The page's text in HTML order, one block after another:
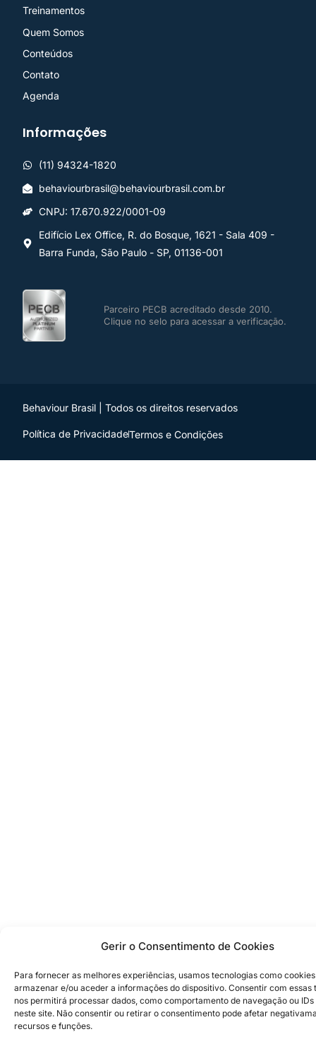
Gerir o Consentimento de Cookies
Para fornecer as melhores experiências, usamos tecnologias como
armazenar e/ou aceder a informações do dispositivo. Consentir com essas
nos permitirá processar dados, como comportamento de navegação ou
neste site. Não consentir ou retirar o consentimento pode afetar
recursos e funções.
Treinamentos
Quem Somos
Conteúdos
Contato
Agenda
Informações
(11) 94324-1820
behaviourbrasil@behaviourbrasil.com.br
CNPJ: 17.670.922/0001-09
Edifício Lex Office, R. do Bosque, 1621 - Sala 409 -
Barra Funda, São Paulo - SP, 01136-001
Parceiro PECB acreditado desde 2010.
Clique no selo para acessar a verificação.
Behaviour Brasil | Todos os direitos reservados
Política de PrivacidadeTermos e Condições